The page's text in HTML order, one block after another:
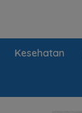
Kesehatan